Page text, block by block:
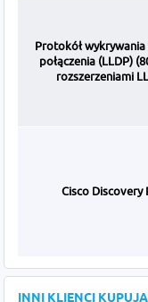
Protokół
połączenia (LLDP)
rozszerzeniami
Cisco